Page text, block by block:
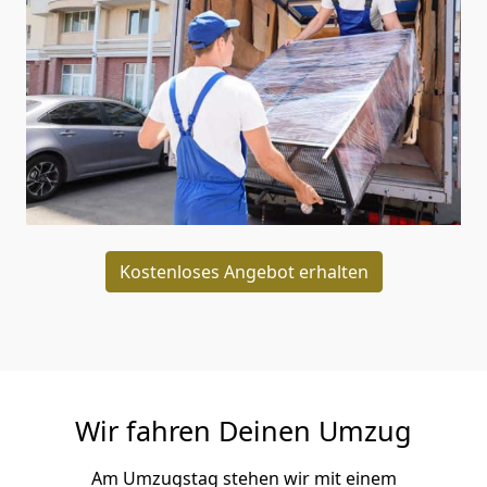
Kostenloses Angebot erhalten
Wir fahren Deinen Umzug
Am Umzugstag stehen wir mit einem